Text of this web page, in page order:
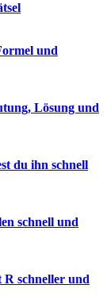
und
Lösung und
du ihn schnell
schnell und
R schneller und